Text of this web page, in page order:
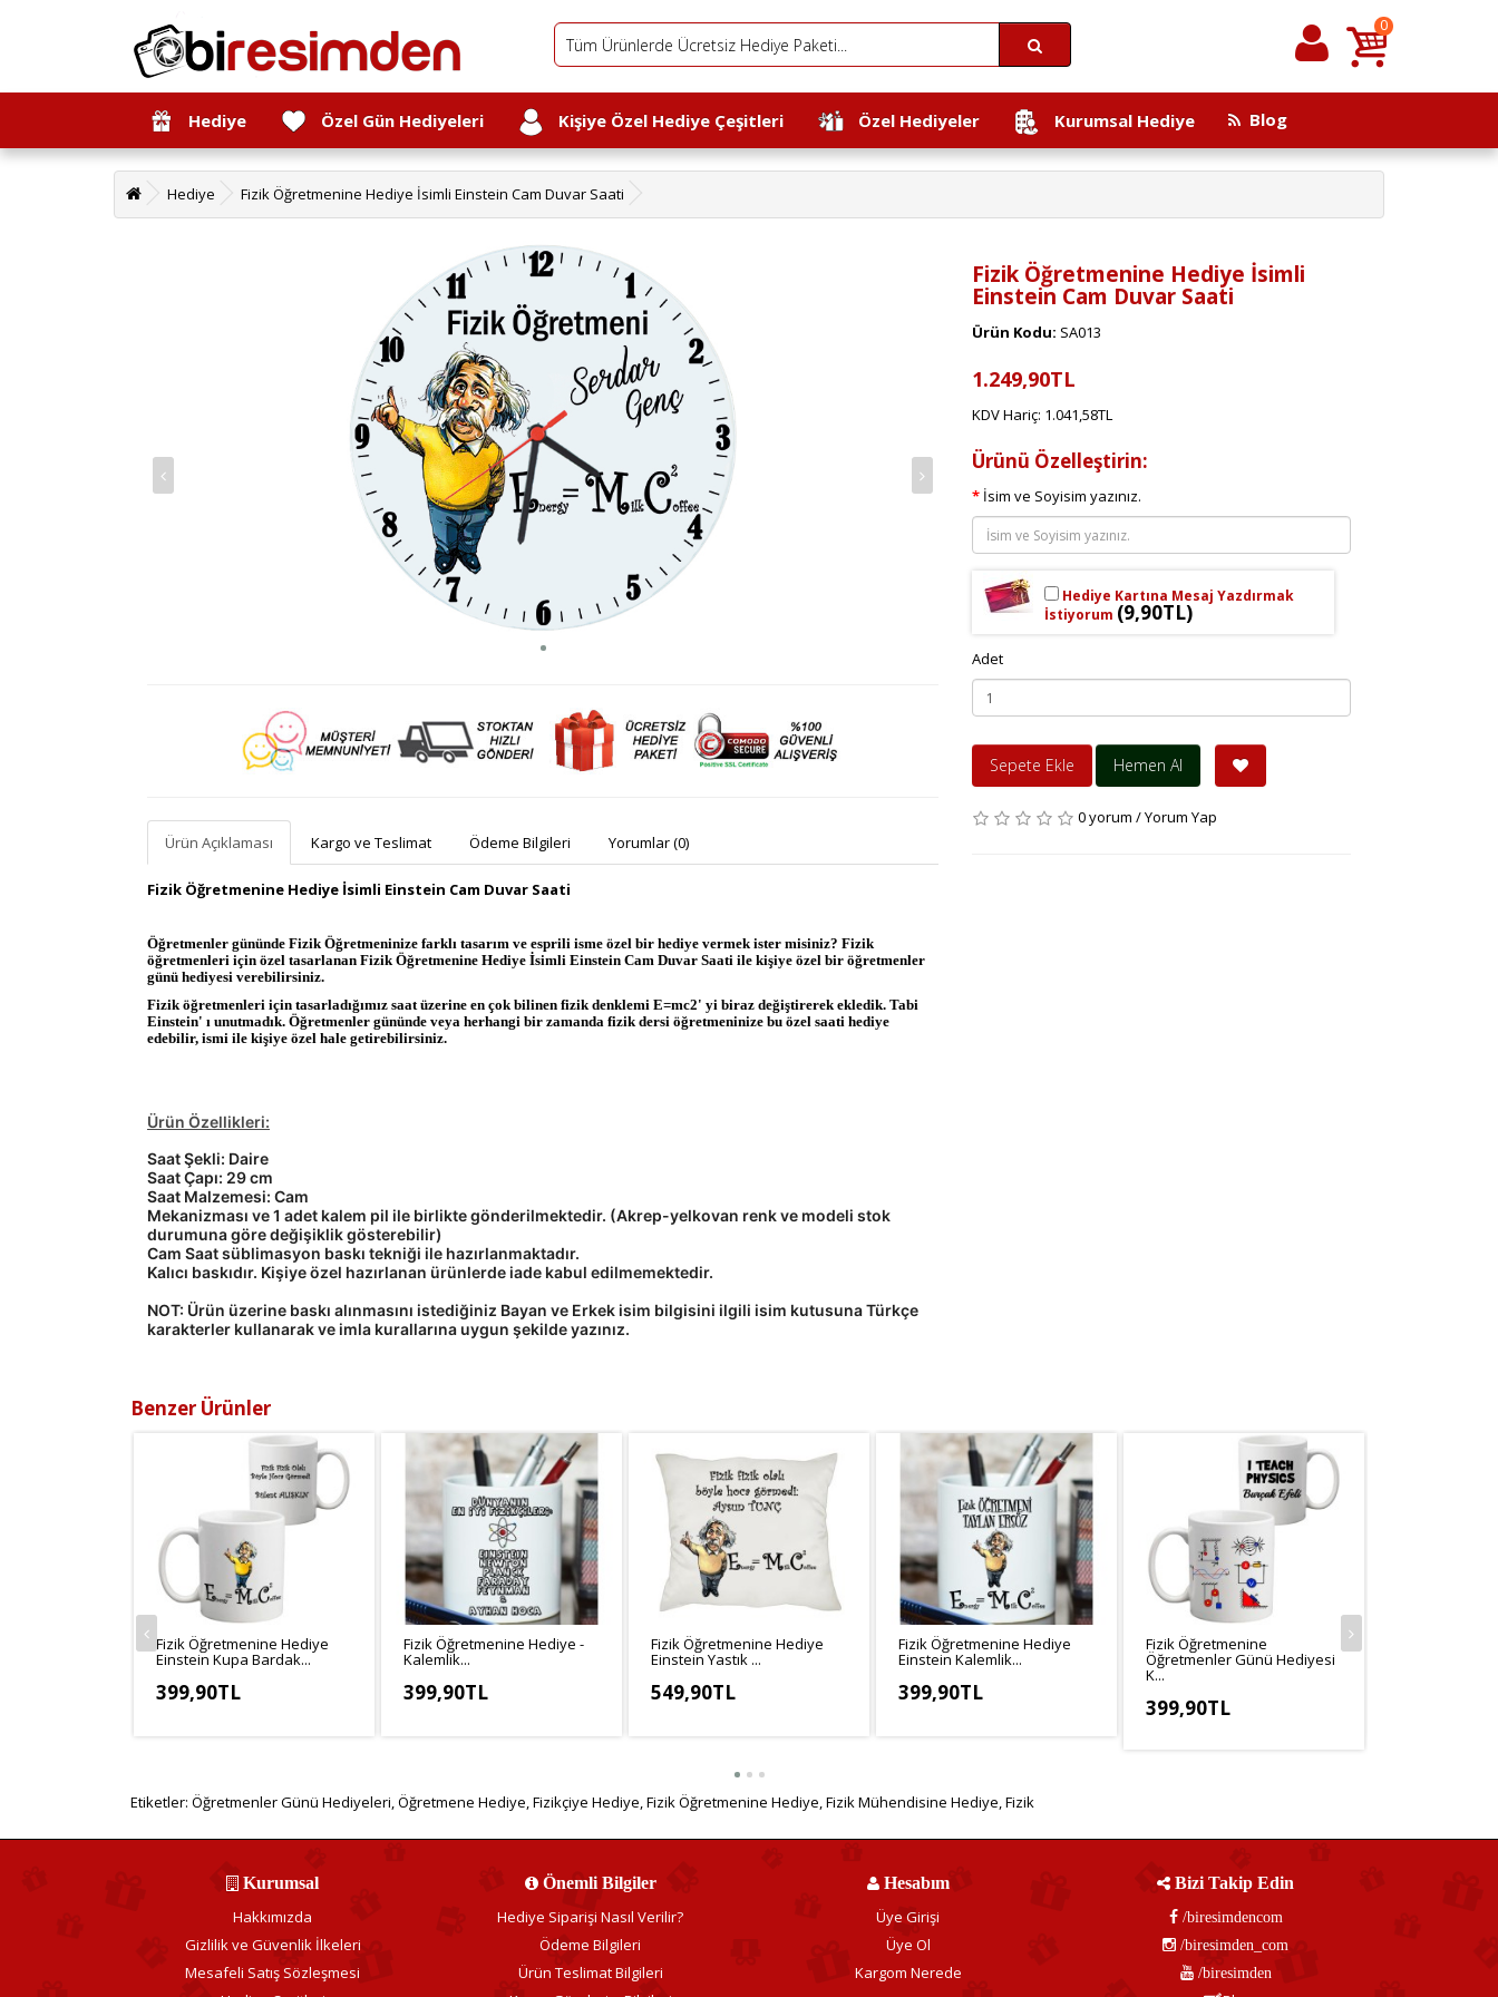
0
Hediye Özel Gün Hediyeleri Kişiye Özel Hediye Çeşitleri Özel Hediyeler Kurumsal Hediye Blog
Hediye Fizik Öğretmenine Hediye İsimli Einstein Cam Duvar Saati
Ürün Açıklaması Kargo ve Teslimat Ödeme Bilgileri Yorumlar (0)
Fizik Öğretmenine Hediye İsimli Einstein Cam Duvar Saati
Öğretmenler gününde Fizik Öğretmeninize farklı tasarım ve esprili isme özel bir hediye vermek ister misiniz? Fizik
öğretmenleri için özel tasarlanan Fizik Öğretmenine Hediye İsimli Einstein Cam Duvar Saati ile kişiye özel bir öğretmenler
günü hediyesi verebilirsiniz.
Fizik öğretmenleri için tasarladığımız saat üzerine en çok bilinen fizik denklemi E=mc2' yi biraz değiştirerek ekledik. Tabi
Einstein' ı unutmadık. Öğretmenler gününde veya herhangi bir zamanda fizik dersi öğretmeninize bu özel saati hediye
edebilir, ismi ile kişiye özel hale getirebilirsiniz.
Ürün Özellikleri:
Saat Şekli: Daire
Saat Çapı: 29 cm
Saat Malzemesi: Cam
Mekanizması ve 1 adet kalem pil ile birlikte gönderilmektedir. (Akrep-yelkovan renk ve modeli stok
durumuna göre değişiklik gösterebilir)
Cam Saat süblimasyon baskı tekniği ile hazırlanmaktadır.
Kalıcı baskıdır. Kişiye özel hazırlanan ürünlerde iade kabul edilmemektedir.
NOT: Ürün üzerine baskı alınmasını istediğiniz Bayan ve Erkek isim bilgisini ilgili isim kutusunaTürkçe
karakterler kullanarak ve imla kurallarına uygun şekildeyazınız.
Fizik Öğretmenine Hediye İsimli
Einstein Cam Duvar Saati
Ürün Kodu: SA013
1.249,90TL
KDV Hariç: 1.041,58TL
Ürünü Özelleştirin:
İsim ve Soyisim yazınız.
Hediye Kartına Mesaj Yazdırmak
İstiyorum (9,90TL)
Adet
Sepete Ekle Hemen Al
0 yorum /Yorum Yap
Benzer Ürünler
Fizik Öğretmenine Hediye
Einstein Kupa Bardak...
399,90TL
Fizik Öğretmenine Hediye -
Kalemlik...
399,90TL
Fizik Öğretmenine Hediye
Einstein Yastık ...
549,90TL
Fizik Öğretmenine Hediye
Einstein Kalemlik...
399,90TL
Fizik Öğretmenine
Öğretmenler Günü Hediyesi
K...
399,90TL
Etiketler: Öğretmenler Günü Hediyeleri,Öğretmene Hediye,Fizikçiye Hediye,Fizik Öğretmenine Hediye,Fizik Mühendisine Hediye,Fizik
Kurumsal
Hakkımızda
Gizlilik ve Güvenlik İlkeleri
Mesafeli Satış Sözleşmesi
Önemli Bilgiler
Hediye Siparişi Nasıl Verilir?
Ödeme Bilgileri
Ürün Teslimat Bilgileri
Hesabım
Üye Girişi
Üye Ol
Kargom Nerede
Bizi Takip Edin
/biresimdencom
/biresimden_com
/biresimden